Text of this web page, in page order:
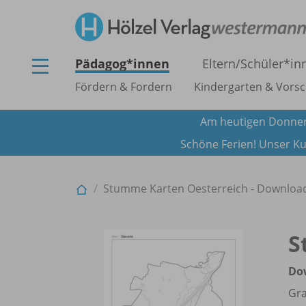
Pädagog*innen Eltern/
Fördern & Fordern Kindergarten &
Am heutigen
Schöne Ferien! Unser
Stumme Karten Oesterreich -